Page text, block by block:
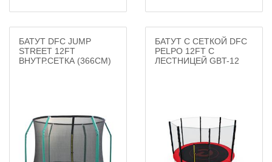
БАТУТ DFC JUMP
STREET 12FT
ВНУТР.СЕТКА (366CМ)
БАТУТ С СЕТКОЙ DFC
PELPO 12FT С
ЛЕСТНИЦЕЙ GBT-12